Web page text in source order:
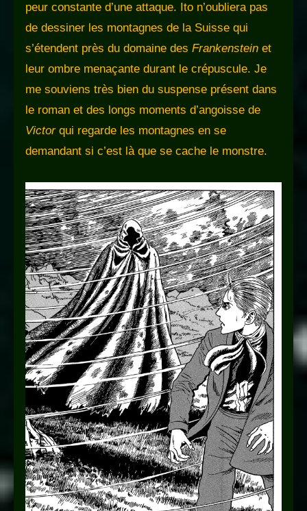
peur constante d’une attaque. Ito n’oubliera pas
de dessiner les montagnes de la Suisse qui
s’étendent près du domaine des Frankenstein et
leur ombre menaçante durant le crépuscule. Je
me souviens très bien du suspense présent dans
le roman et des longs moments d’angoisse de
Victor qui regarde les montagnes en se
demandant si c’est là que se cache le monstre.